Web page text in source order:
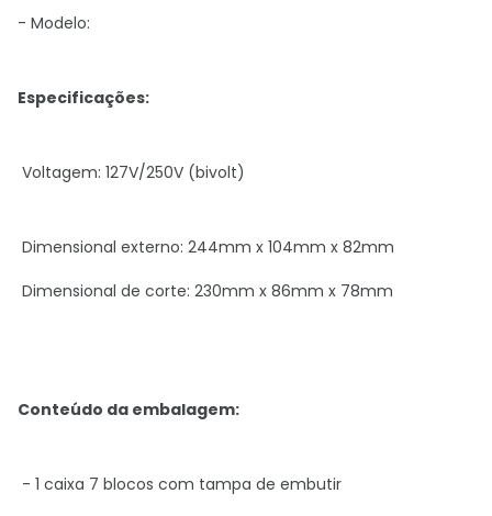
- Modelo:
Especificações:
Voltagem: 127V/250V (bivolt)
Dimensional externo: 244mm x 104mm x 82mm
Dimensional de corte: 230mm x 86mm x 78mm
Conteúdo da embalagem:
- 1 caixa 7 blocos com tampa de embutir